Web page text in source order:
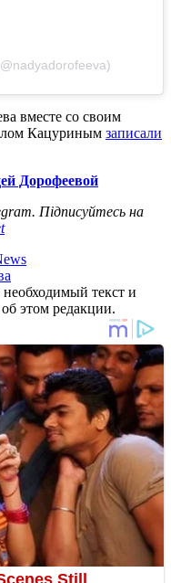
вместе со своим
Кацуриным записали
Дорофеевой
Підписуйтесь на
текст и
этом редакции.